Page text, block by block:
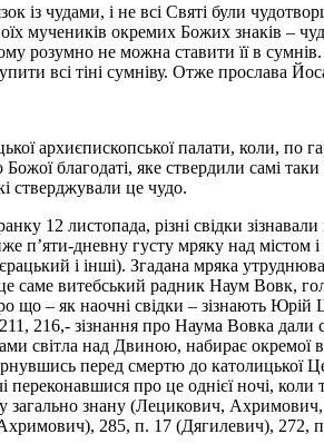
із чудами, і не всі Святі були
мучеників окремих Божих знаків –
розумно не можна ставити її в
всі тіні сумніву. Отже прослава
архиєпископської палати, коли, по
благодаті, яке ствердили самі
стверджували це чудо.
12 листопада, різні свідки
дневну густу мряку над містом і
і інші). Згадана мряка
це саме витебський радник Наум
що – як наочні свідки – зізнають
216,- зізнання про Наума Вовка
світла над Двиною, набирає окремої
перед смертю до католицької
про це однієї ночі,
загально знану (Лецикович,
285, п. 17 (Дягилевич), 272,